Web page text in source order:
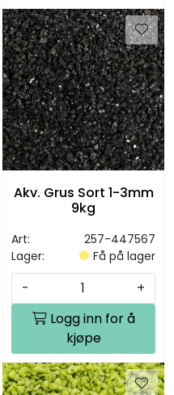
Akv. Grus Sort 1-3mm
9kg
Art:
257-447567
Lager:
Få på lager
-
+
Logg inn for å
kjøpe